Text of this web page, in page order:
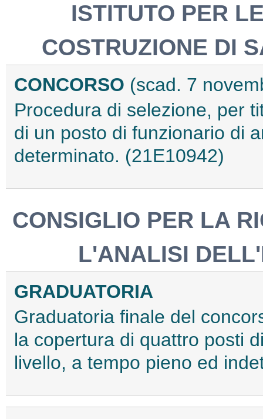
ISTITUTO PER
COSTRUZIONE DI
CONCORSO (scad. 7
Procedura di selezione, per
di un posto di funzionario di
determinato. (21E10942)
CONSIGLIO PER LA
L'ANALISI
GRADUATORIA
Graduatoria finale del
la copertura di quattro posti
livello, a tempo pieno ed